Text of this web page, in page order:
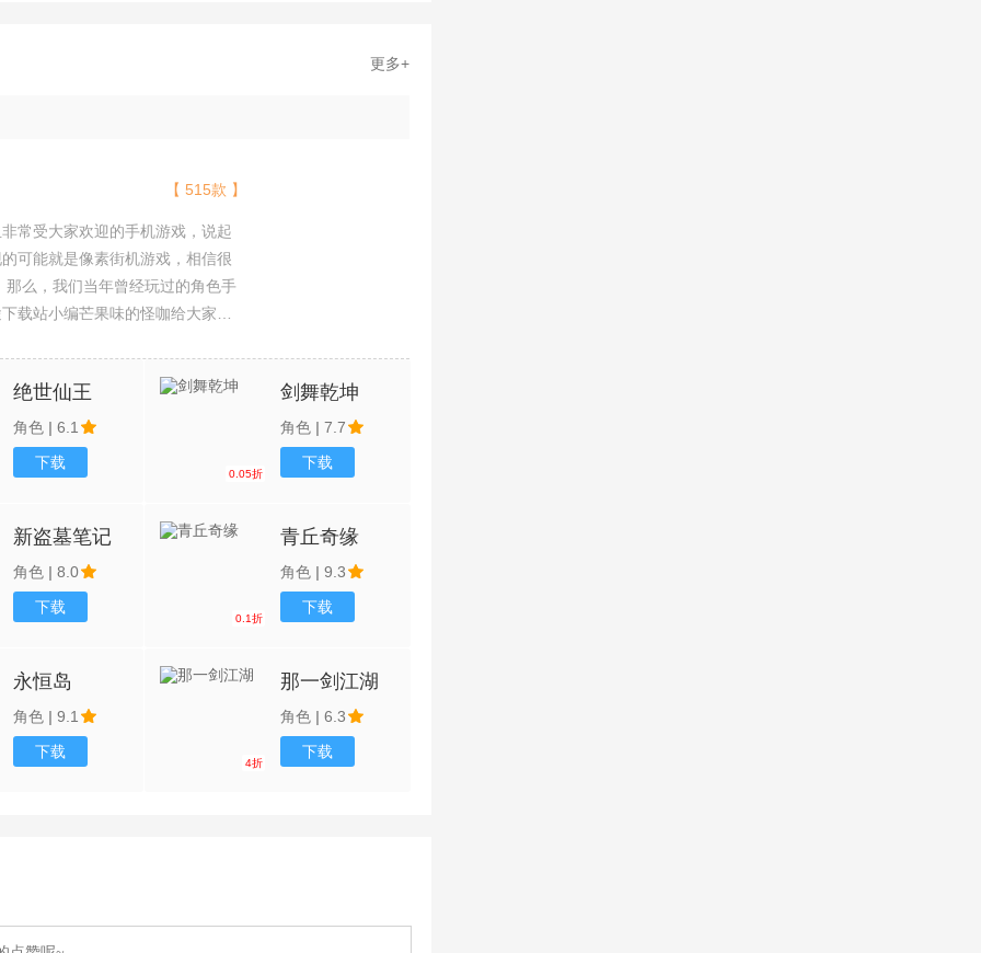
更多+
常受大家欢迎的手机游戏，说起
可能就是像素街机游戏，相信很
么，我们当年曾经玩过的角色手
载站小编芒果味的怪咖给大家搜
【 515款 】
绝世仙王
角色 | 6.1
下载
0.05折
剑舞乾坤
角色 | 7.7
下载
新盗墓笔记
角色 | 8.0
下载
0.1折
青丘奇缘
角色 | 9.3
下载
永恒岛
角色 | 9.1
下载
4折
那一剑江湖
角色 | 6.3
下载